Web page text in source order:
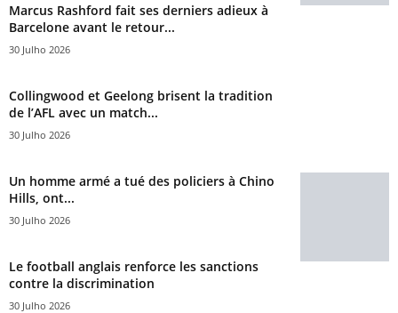
Marcus Rashford fait ses derniers adieux à
Barcelone avant le retour...
30 Julho 2026
Collingwood et Geelong brisent la tradition
de l’AFL avec un match...
30 Julho 2026
Un homme armé a tué des policiers à Chino
Hills, ont...
30 Julho 2026
Le football anglais renforce les sanctions
contre la discrimination
30 Julho 2026